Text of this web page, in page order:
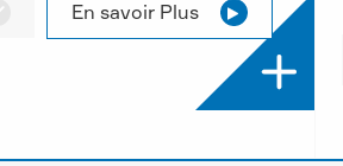
En savoir Plus 
